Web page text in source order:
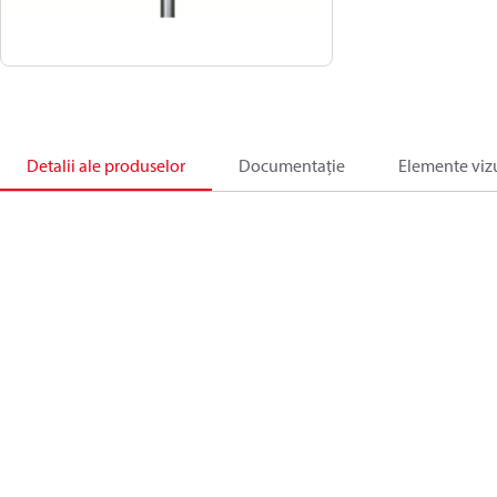
Detalii ale produselor Documentație Elemente